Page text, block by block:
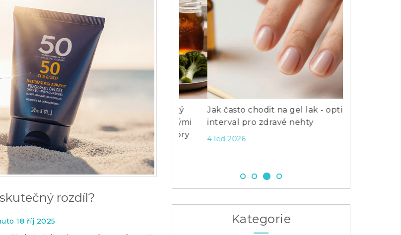
rozdíl?
18 říj 2025
Co na regeneraci střev? Praktický
průvodce laktobacily a přirozenými
způsoby obnovy střevní mikroflóry
25 lis 2025
Jak často chodit na gel lak - optimální
interval pro zdravé nehty
4 led 2026
Kategorie